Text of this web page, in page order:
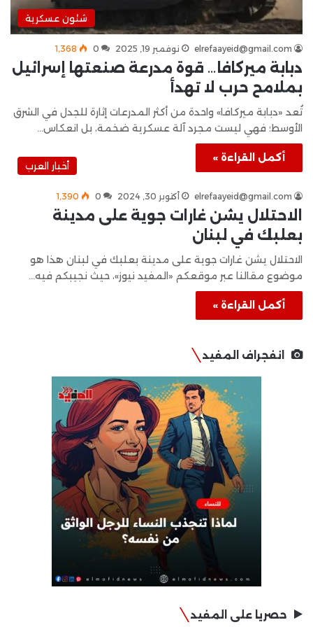
شئون عسكرية
elrefaayeid@gmail.com نوفمبر 19, 2025 0 1٬368
دبابة ميركافا… قوة مدرعة صنعتها إسرائيل
بملامح حرب لا تهدأ
تُعد «دبابة ميركافا» واحدة من أكثر المدرعات إثارة للجدل في الشرق
الأوسط؛ فهي ليست مجرد آلة عسكرية ضخمة، بل انعكاس…
أكمل القراءة »
أخبار العرب
elrefaayeid@gmail.com أكتوبر 30, 2024 0 1٬390
الاحتلال يشن غارات جوية على مدينة
بعلبك في لبنان
الاحتلال يشن غارات جوية على مدينة بعلبك في لبنان هذا هو
موضوع مقالنا عبر موقعكم «المفيد نيوز»، حيث نجيبكم فيه…
أكمل القراءة »
انفجراف المفيد
حصريا على المفيد